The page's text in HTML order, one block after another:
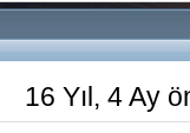
16 Yıl, 4 Ay